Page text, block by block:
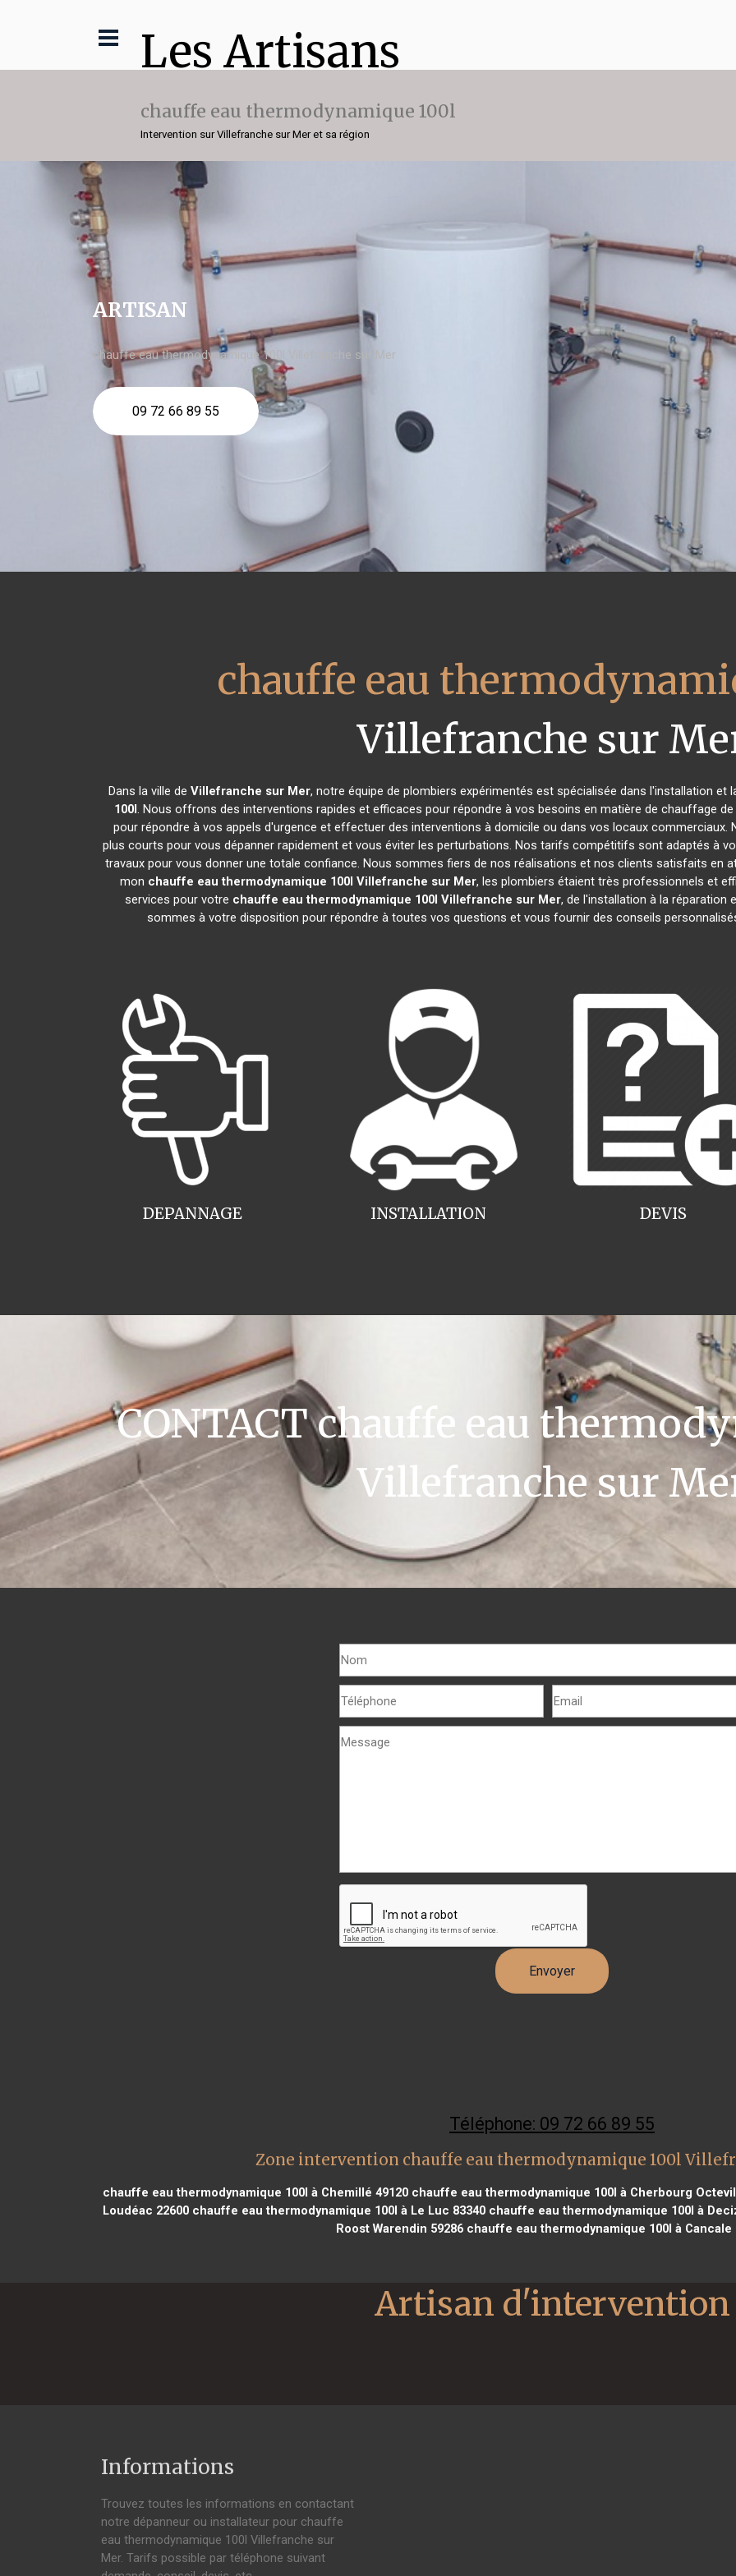
Les Artisans
chauffe eau thermodynamique 100l
Intervention sur Villefranche sur Mer et sa région
ARTISAN
chauffe eau thermodynamique 100l Villefranche sur Mer
09 72 66 89 55
chauffe eau
Villefranche sur
Dans la ville de Villefranche sur Mer, notre équipe de plombiers expérimentés est spécialisée dans l'installation et
100l. Nous offrons des interventions rapides et efficaces pour répondre à vos besoins en matière de chauffage
pour répondre à vos appels d'urgence et effectuer des interventions à domicile ou dans vos locaux commerciaux.
plus courts pour vous dépanner rapidement et vous éviter les perturbations. Nos tarifs compétitifs sont adaptés à
travaux pour vous donner une totale confiance. Nous sommes fiers de nos réalisations et nos clients satisfaits en
mon chauffe eau thermodynamique 100l Villefranche sur Mer, les plombiers étaient très professionnels et
services pour votre chauffe eau thermodynamique 100l Villefranche sur Mer, de l'installation à la réparation
sommes à votre disposition pour répondre à toutes vos questions et vous fournir des conseils
INSTALLATION
DEPANNAGE DEVIS
CONTACT chauffe eau
Villefranche sur
Téléphone: 09 72 66 89 55
Zone intervention chauffe eau thermodynamique 100l
chauffe eau thermodynamique 100l à Chemillé 49120 chauffe eau thermodynamique 100l à Cherbourg
Loudéac 22600chauffe eau thermodynamique 100l à Le Luc 83340chauffe eau thermodynamique 100l à
Roost Warendin 59286 chauffe eau thermodynamique 100l à Cancale
Informations
Trouvez toutes les informations en contactant
notre dépanneur ou installateur pour chauffe
eau thermodynamique 100l Villefranche sur
Mer. Tarifs possible par téléphone suivant
Artisan d'intervention